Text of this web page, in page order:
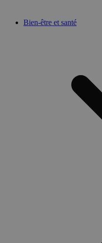
Bien-être et santé